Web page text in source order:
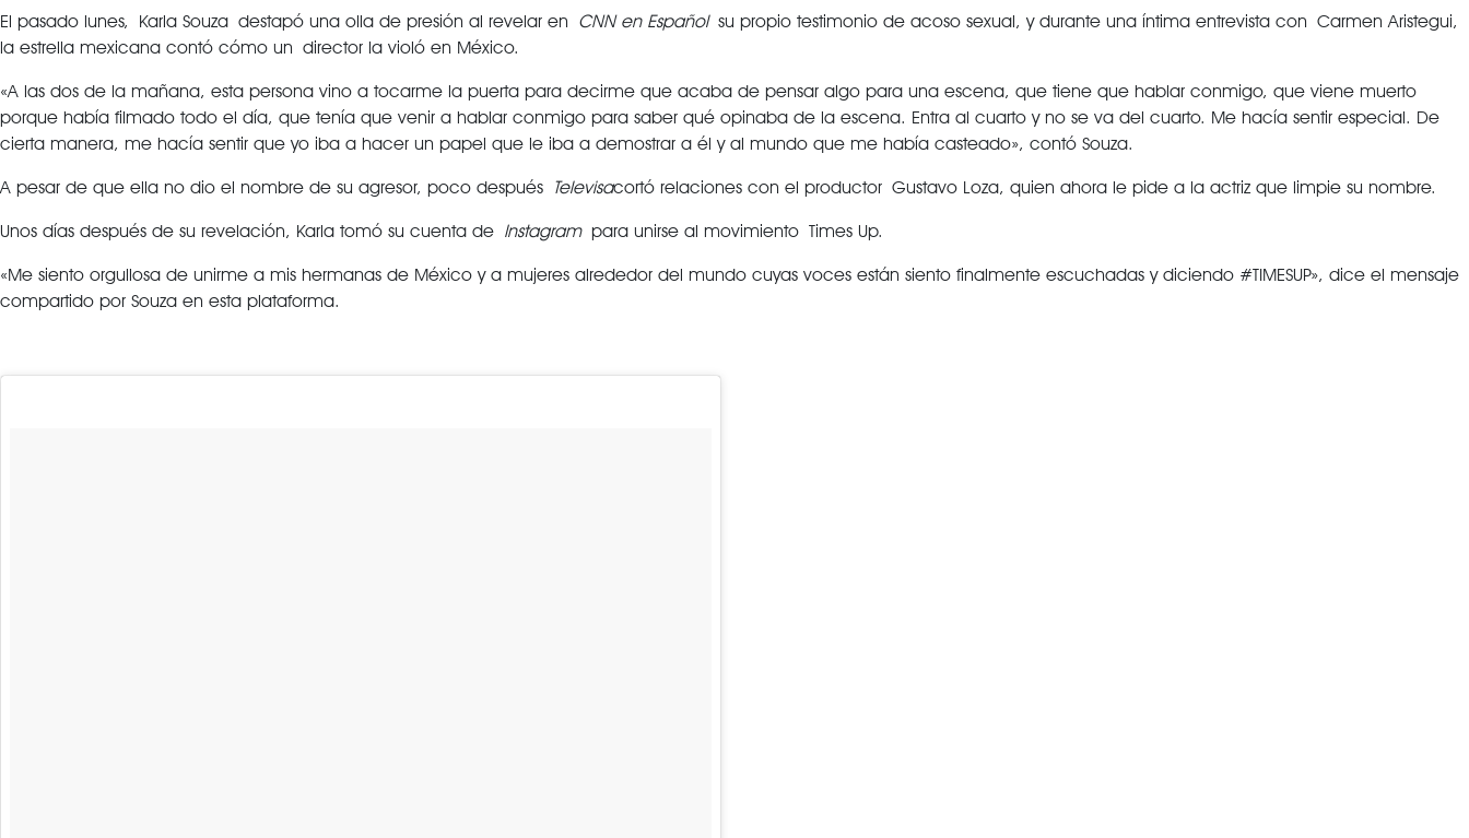
El pasado lunes, Karla Souza destapó una olla de presión al revelar en CNN en Españolsu propio testimonio de acoso sexual, y durante una íntima entrevista con Carmen Aristegui,
la estrella mexicana contó cómo un director la violó en México.
«A las dos de la mañana, esta persona vino a tocarme la puerta para decirme que acaba de pensar algo para una escena, que tiene que hablar conmigo, que viene muerto
porque había filmado todo el día, que tenía que venir a hablar conmigo para saber qué opinaba de la escena. Entra al cuarto y no se va del cuarto. Me hacía sentir especial. De
cierta manera, me hacía sentir que yo iba a hacer un papel que le iba a demostrar a él y al mundo que me había casteado», contó Souza.
A pesar de que ella no dio el nombre de su agresor, poco después Televisacortó relaciones con el productor Gustavo Loza, quien ahora le pide a la actriz que limpie su nombre.
Unos días después de su revelación, Karla tomó su cuenta de Instagrampara unirse al movimiento Times Up.
«Me siento orgullosa de unirme a mis hermanas de México y a mujeres alrededor del mundo cuyas voces están siento finalmente escuchadas y diciendo #TIMESUP», dice el mensaje
compartido por Souza en esta plataforma.